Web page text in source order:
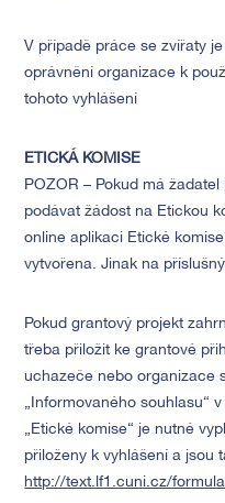
V případě práce se zvířaty
oprávnění organizace k
tohoto vyhlášení
ETICKÁ KOMISE
POZOR – Pokud má
podávat žádost na Etickou
online aplikaci Etické
vytvořena. Jinak na
Pokud grantový projekt
třeba přiložit ke grantové
uchazeče nebo organizace
„Informovaného souhlasu“
„Etické komise“ je nutné
přiloženy k vyhlášení a jsou
http://text.lf1.cuni.cz/